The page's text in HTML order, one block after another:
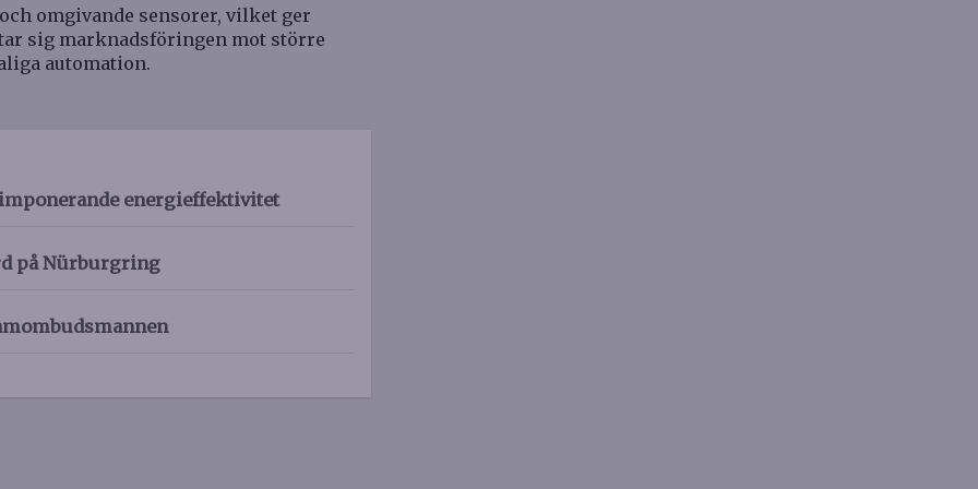
omgivande sensorer, vilket ger
sig marknadsföringen mot större
automation.
energieffektivitet
på Nürburgring